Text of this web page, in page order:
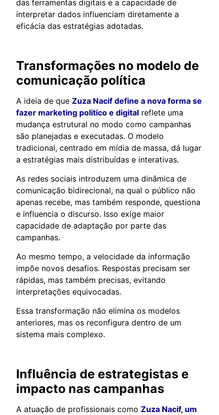
das ferramentas digitais e a capacidade de
interpretar dados influenciam diretamente a
eficácia das estratégias adotadas.
Transformações no modelo de
comunicação política
A ideia de que Zuza Nacif define a nova forma se
fazer marketing politico e digital reflete uma
mudança estrutural no modo como campanhas
são planejadas e executadas. O modelo
tradicional, centrado em mídia de massa, dá lugar
a estratégias mais distribuídas e interativas.
As redes sociais introduzem uma dinâmica de
comunicação bidirecional, na qual o público não
apenas recebe, mas também responde, questiona
e influencia o discurso. Isso exige maior
capacidade de adaptação por parte das
campanhas.
Ao mesmo tempo, a velocidade da informação
impõe novos desafios. Respostas precisam ser
rápidas, mas também precisas, evitando
interpretações equivocadas.
Essa transformação não elimina os modelos
anteriores, mas os reconfigura dentro de um
sistema mais complexo.
Influência de estrategistas e
impacto nas campanhas
A atuação de profissionais como Zuza Nacif, um